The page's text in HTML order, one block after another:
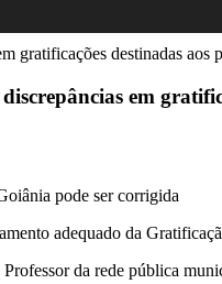
em
pode ser corrigida
adequado da
da rede pública